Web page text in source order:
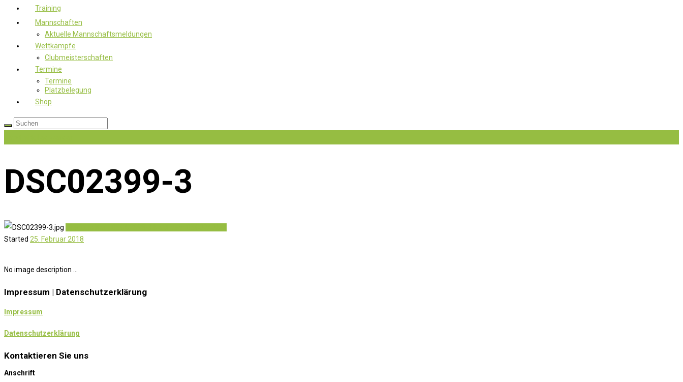
Training
Mannschaften
Aktuelle Mannschaftsmeldungen
Wettkämpfe
Clubmeisterschaften
Termine
Termine
Platzbelegung
Shop
DSC02399-3
Started 25. Februar 2018
No image description ...
Impressum | Datenschutzerklärung
Impressum
Datenschutzerklärung
Kontaktieren Sie uns
Anschrift